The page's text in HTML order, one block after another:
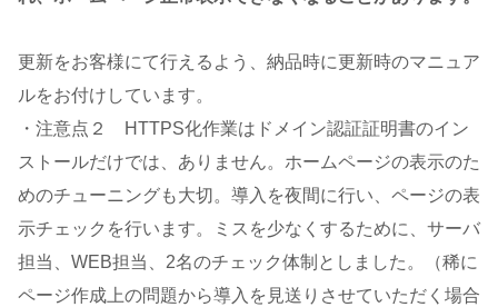
更新をお客様にて行えるよう、納品時に更新時のマニュア
ルをお付けしています。
・注意点２ HTTPS化作業はドメイン認証証明書のイン
ストールだけでは、ありません。ホームページの表示のた
めのチューニングも大切。導入を夜間に行い、ページの表
示チェックを行います。ミスを少なくするために、サーバ
担当、WEB担当、2名のチェック体制としました。（稀に
ページ作成上の問題から導入を見送りさせていただく場合